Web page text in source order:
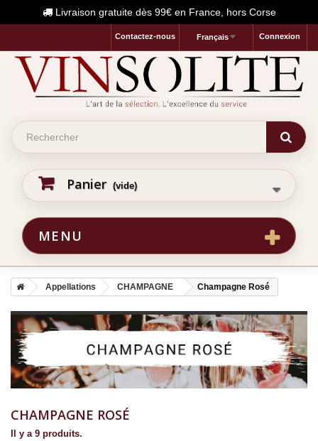
Livraison gratuite dès 99€ en France, hors Corse
Connexion
Français
Contactez-nous
Panier (vide)
MENU
Appellations CHAMPAGNE Champagne Rosé
CHAMPAGNE ROSÉ
Il y a 9 produits.